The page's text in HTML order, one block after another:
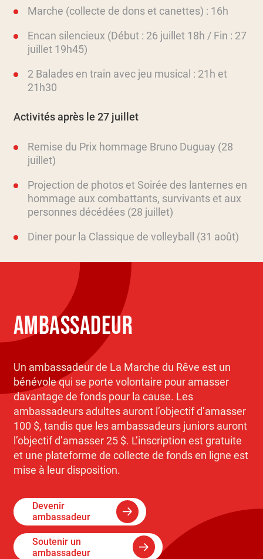
Marche (collecte de dons et canettes) : 16h
Encan silencieux (Début : 26 juillet 18h / Fin : 27
juillet 19h45)
2 Balades en train avec jeu musical : 21h et
21h30
Activités après le 27 juillet
Remise du Prix hommage Bruno Duguay (28
juillet)
Projection de photos et Soirée des lanternes en
hommage aux combattants, survivants et aux
personnes décédées (28 juillet)
Diner pour la Classique de volleyball (31 août)
AMBASSADEUR
Un ambassadeur de La Marche du Rêve est un
bénévole qui se porte volontaire pour amasser
davantage de fonds pour la cause. Les
ambassadeurs adultes auront l’objectif d’amasser
100 $, tandis que les ambassadeurs juniors auront
l’objectif d’amasser 25 $. L’inscription est gratuite
et une plateforme de collecte de fonds en ligne est
mise à leur disposition.
Devenir
ambassadeur
Soutenir un
ambassadeur